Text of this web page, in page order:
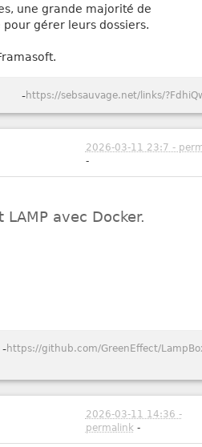
une grande majorité de
gérer leurs dossiers.
-https://sebsauvage.net/links/
2026-03-11 23:7 -
-
avec Docker.
-https://github.com/GreenEffect/
2026-03-11 14:36 -
permalink-